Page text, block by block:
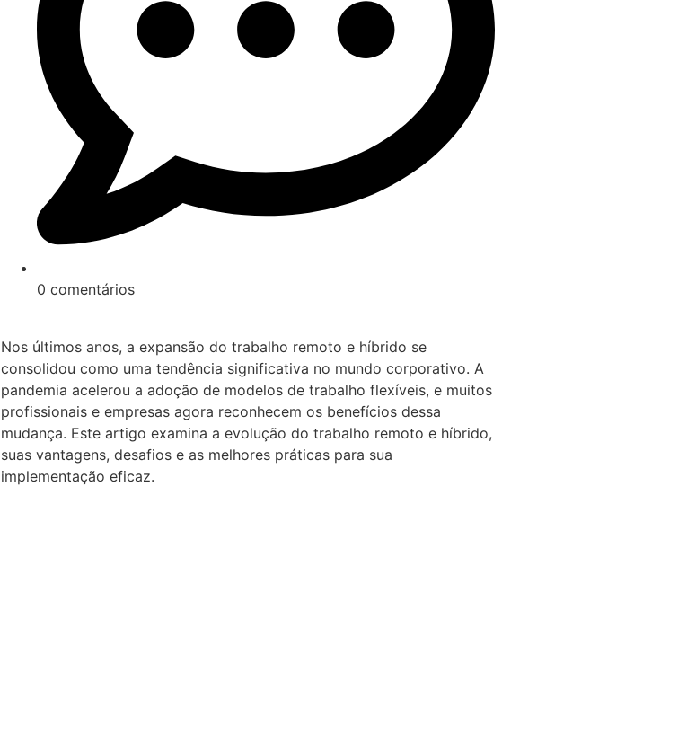
0 comentários
Nos últimos anos, a expansão do trabalho remoto e híbrido se
consolidou como uma tendência significativa no mundo corporativo. A
pandemia acelerou a adoção de modelos de trabalho flexíveis, e muitos
profissionais e empresas agora reconhecem os benefícios dessa
mudança. Este artigo examina a evolução do trabalho remoto e híbrido,
suas vantagens, desafios e as melhores práticas para sua
implementação eficaz.